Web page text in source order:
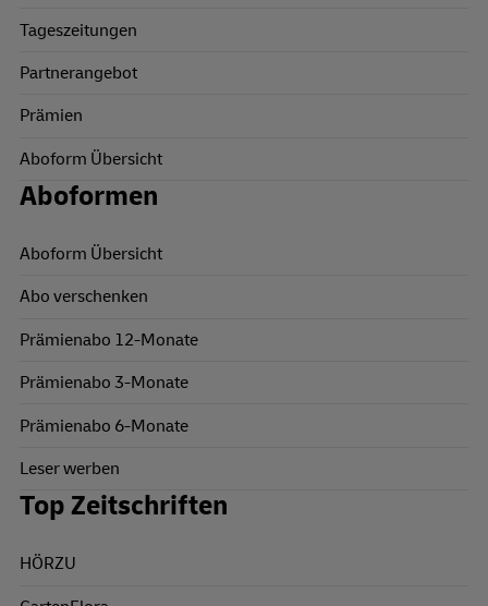
Tageszeitungen
Partnerangebot
Prämien
Aboform Übersicht
Aboformen
Aboform Übersicht
Abo verschenken
Prämienabo 12-Monate
Prämienabo 3-Monate
Prämienabo 6-Monate
Leser werben
Top Zeitschriften
HÖRZU